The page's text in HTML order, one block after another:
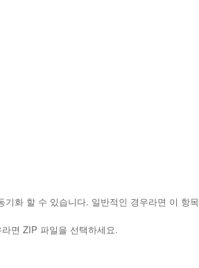
화 할 수 있습니다. 일반적인 경우라면 이 항목
면 ZIP 파일을 선택하세요.